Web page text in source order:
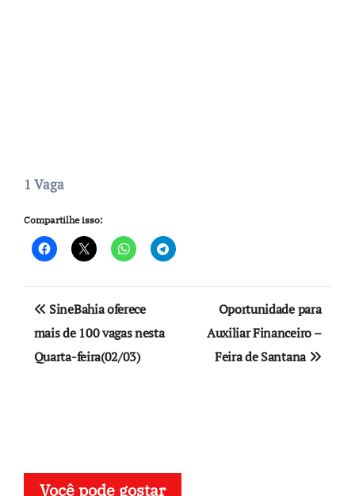
1 Vaga
Compartilhe isso:
Navegação
de
Post
SineBahia oferece
mais de 100 vagas nesta
Quarta-feira(02/03)
Oportunidade para
Auxiliar Financeiro –
Feira de Santana
Você pode gostar